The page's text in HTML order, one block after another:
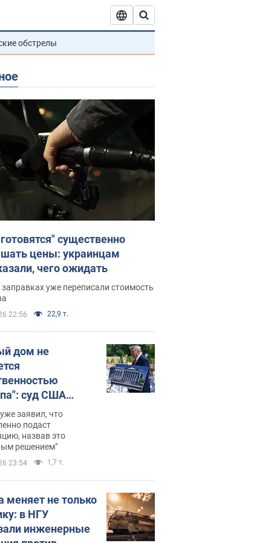
обстрелы
существенно
цены: украинцам
чего ожидать
уже переписали стоимость
22:56 22,9 т.
дом не
суд США
зала
400 млн
заявил, что
подаст
назвав это
решением"
23:54 1,7 т.
меняет не только
в НГУ
инженерные